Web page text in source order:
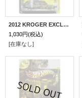
2012 KROGER EXCLUSIVE HALLOWEEN 【GHOSTBUSTERS ECTO-1】 BLACK/5SP
1,030円(税込)
[在庫なし]